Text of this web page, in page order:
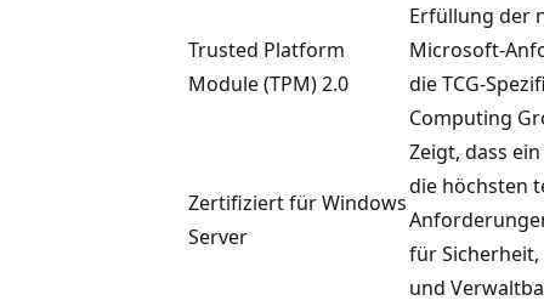
Trusted Platform
Module (TPM) 2.0
Erfüllung der
Microsoft-
die TCG-
Computing
Zertifiziert für Windows
Server
Zeigt, dass
die höchsten
für
und